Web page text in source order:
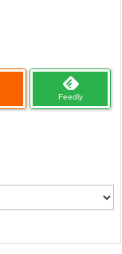
Feedly